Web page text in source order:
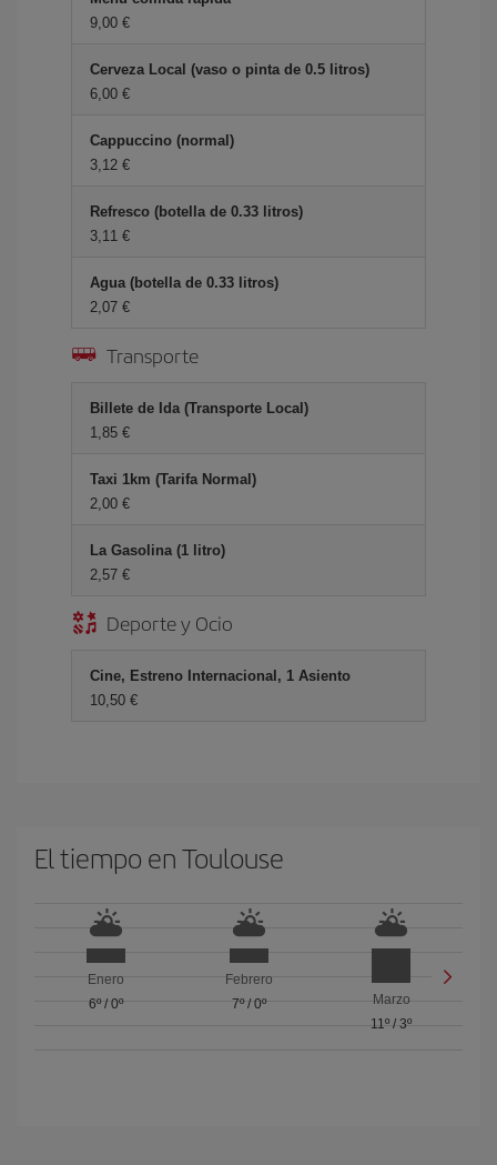
9,00 €
Cerveza Local (vaso o pinta de 0.5 litros)
6,00 €
Cappuccino (normal)
3,12 €
Refresco (botella de 0.33 litros)
3,11 €
Agua (botella de 0.33 litros)
2,07 €
Transporte
Billete de Ida (Transporte Local)
1,85 €
Taxi 1km (Tarifa Normal)
2,00 €
La Gasolina (1 litro)
2,57 €
Deporte y Ocio
Cine, Estreno Internacional, 1 Asiento
10,50 €
El tiempo en Toulouse
Enero
6º/ 0º
Febrero
7º/ 0º
Marzo
11º /3º